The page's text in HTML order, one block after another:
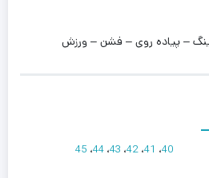
– پیاده روی – فشن – ورزش
40، 41،42، 43،44، 45